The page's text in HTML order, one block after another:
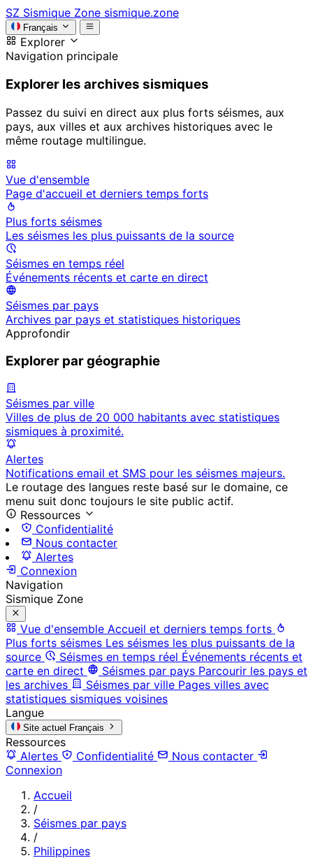
SZ Sismique Zone sismique.zone
Français
Explorer
Navigation principale
Explorer les archives sismiques
Passez du suivi en direct aux plus forts séismes, aux
pays, aux villes et aux archives historiques avec le
même routage multilingue.
Vue d'ensemble
Page d'accueil et derniers temps forts
Plus forts séismes
Les séismes les plus puissants de la source
Séismes en temps réel
Événements récents et carte en direct
Séismes par pays
Archives par pays et statistiques historiques
Approfondir
Explorer par géographie
Séismes par ville
Villes de plus de 20 000 habitants avec statistiques
sismiques à proximité.
Alertes
Notifications email et SMS pour les séismes majeurs.
Le routage des langues reste basé sur le domaine, ce
menu suit donc toujours le site public actif.
Ressources
Confidentialité
Nous contacter
Alertes
Connexion
Navigation
Sismique Zone
Vue d'ensemble Accueil et derniers temps forts
Plus forts séismes Les séismes les plus puissants de la
source
Séismes en temps réel Événements récents et
carte en direct
Séismes par pays Parcourir les pays et
les archives
Séismes par ville Pages villes avec
statistiques sismiques voisines
Langue
Site actuel Français
Ressources
Alertes
Confidentialité
Nous contacter
Connexion
Accueil
/
Séismes par pays
/
Philippines